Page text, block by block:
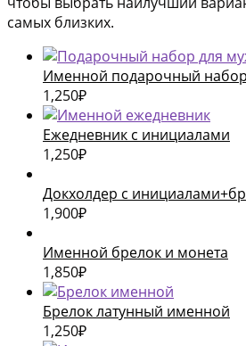
самых близких.
Именной подарочный
1,250₽
Ежедневник с инициалами
1,250₽
Докхолдер с
1,900₽
Именной брелок и монета
1,850₽
Брелок латунный именной
1,250₽